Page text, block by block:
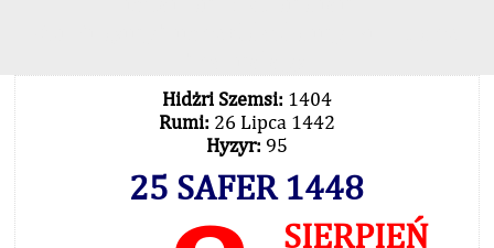
Hidżri Szemsi: 1404
Rumi: 26 Lipca 1442
Hyzyr: 95
25 SAFER 1448
SIERPIEŃ